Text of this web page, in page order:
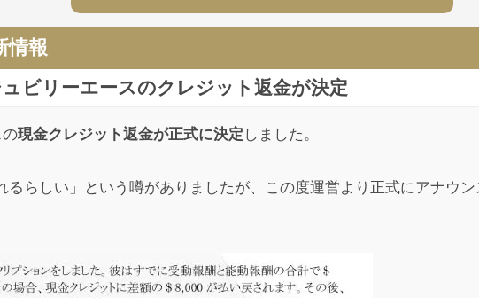
ス への投稿
思っていいでしょ
への投稿
情報
ビリーエースのクレジット返金が決定
現金クレジット返金が正式に決定 しました。
るらしい」という噂がありましたが、この度運営より正式にアナウ